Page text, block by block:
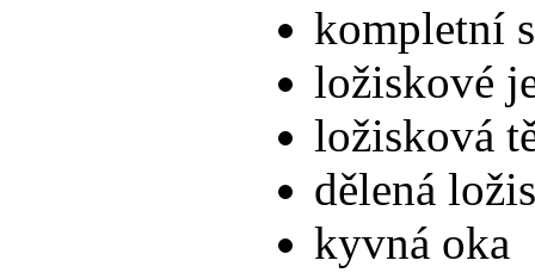
kompletní
ložiskové
ložisková
dělená
kyvná oka